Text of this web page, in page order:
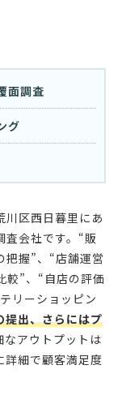
面調査
グ
川区西日暮里にあ
査会社です。“販
把握”、“店舗運営
較”、“自店の評価
リーショッピン
提出、さらにはプ
なアウトプットは
詳細で顧客満足度